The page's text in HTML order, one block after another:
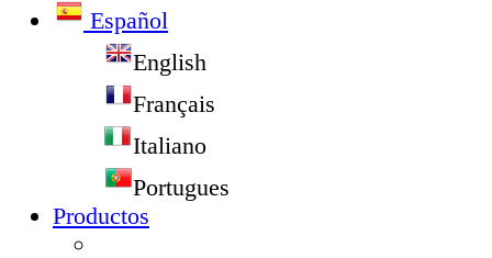
Español
English
Français
Italiano
Portugues
Productos